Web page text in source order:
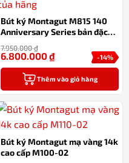
Bút ký Montagut M815 140
Anniversary Series bản đặc
hãng
7.950.000₫
-14%
6.800.000₫
Thêm vào giỏ hàng
Bút ký Montagut mạ vàng 14k
cao cấp M100-02